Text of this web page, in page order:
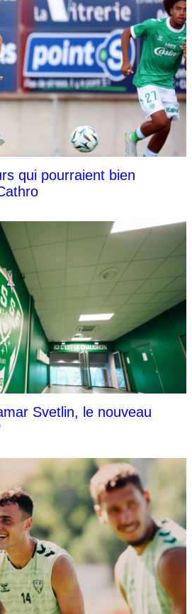
qui pourraient bien
Svetlin, le nouveau